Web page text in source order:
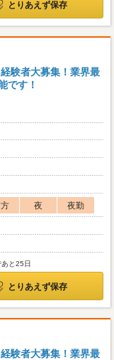
とりあえず保存
験者大募集！業界最
です！
夜
夜勤
と25日
とりあえず保存
験者大募集！業界最